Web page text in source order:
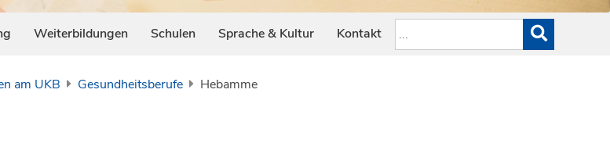
Weiterbildungen Schulen Sprache & Kultur Kontakt
am UKB Gesundheitsberufe Hebamme